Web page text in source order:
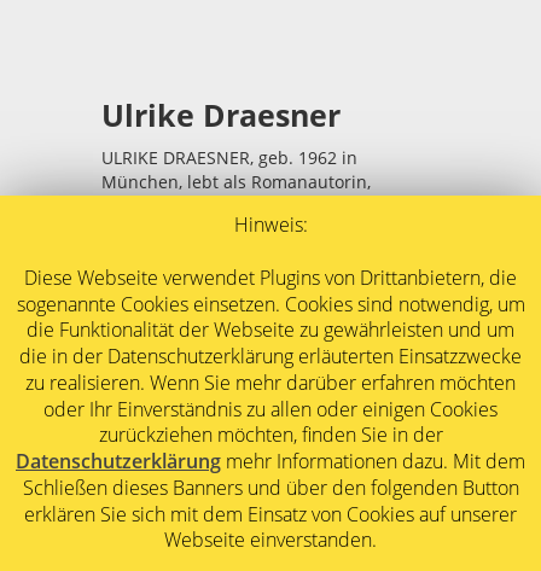
Ulrike Draesner
ULRIKE DRAESNER, geb. 1962 in
München, lebt als Romanautorin,
Gedichte, erschien 1995. Es folgten
Romane, Erzählungen, Gedichtbände und
Essays.
Draesner stammt aus einer schlesisch-
bayrischen Familie. Ihre Kindheit war von
der gemischten Herkunft ihrer Eltern
bestimmt: Katholizismus und
Protestantismus, Bürgertum und
Bäuerliches, verschiedene Dialekte und
Traditionen überkreuzten sich. Im
Außenraum spielte die
Fluchtgeschichte der Vaterfamilie keine
Hinweis:
Diese Webseite verwendet Plugins von Drittanbietern, die
sogenannte Cookies einsetzen. Cookies sind notwendig, um
die Funktionalität der Webseite zu gewährleisten und um
die in der Datenschutzerklärung erläuterten Einsatzzwecke
zu realisieren. Wenn Sie mehr darüber erfahren möchten
oder Ihr Einverständnis zu allen oder einigen Cookies
zurückziehen möchten, finden Sie in der
Datenschutzerklärung mehr Informationen dazu. Mit dem
Schließen dieses Banners und über den folgenden Button
erklären Sie sich mit dem Einsatz von Cookies auf unserer
Webseite einverstanden.